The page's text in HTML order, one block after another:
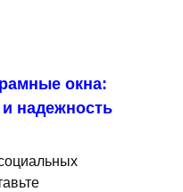
окна:
надежность